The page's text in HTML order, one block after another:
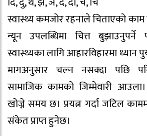
स्वास्थ्य कमजोर रहनाले चिताएको काम
न्यून उपलब्धिमा चित्त बुझाउनुपर्ने
स्वास्थ्यका लागि आहारविहारमा ध्यान
मागअनुसार चल्न नसक्दा पछि
सामाजिक कामको जिम्मेवारी
खोज्ने समय छ। प्रयत्न गर्दा जटिल
संकेत प्राप्त हुनेछ।